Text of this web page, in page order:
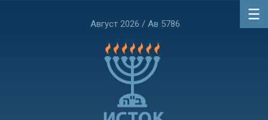
Август 2026 / Ав 5786